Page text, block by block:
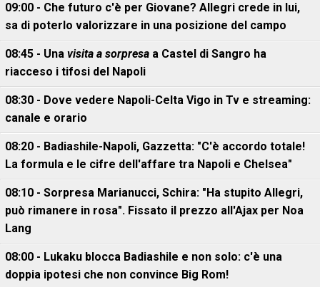
09:00 - Che futuro c'è per Giovane? Allegri crede in lui,
sa di poterlo valorizzare in una posizione del campo
08:45 - Una visita a sorpresa a Castel di Sangro ha
riacceso i tifosi del Napoli
08:30 - Dove vedere Napoli-Celta Vigo in Tv e streaming:
canale e orario
08:20 - Badiashile-Napoli, Gazzetta: "C'è accordo totale!
La formula e le cifre dell'affare tra Napoli e Chelsea"
08:10 - Sorpresa Marianucci, Schira: "Ha stupito Allegri,
può rimanere in rosa". Fissato il prezzo all'Ajax per Noa
Lang
08:00 - Lukaku blocca Badiashile e non solo: c'è una
doppia ipotesi che non convince Big Rom!